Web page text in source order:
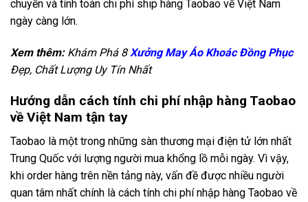
chuyển và tính toán chi phí ship hàng Taobao về Việt Nam
ngày càng lớn.
Xem thêm:Khám Phá 8Xưởng May Áo Khoác Đồng Phục
Đẹp, Chất Lượng Uy Tín Nhất
Hướng dẫn cách tính chi phí nhập hàng Taobao
về Việt Nam tận tay
Taobao là một trong những sàn thương mại điện tử lớn nhất
Trung Quốc với lượng người mua khổng lồ mỗi ngày. Vì vậy,
khi order hàng trên nền tảng này, vấn đề được nhiều người
quan tâm nhất chính là cách tính chi phí nhập hàng Taobao về